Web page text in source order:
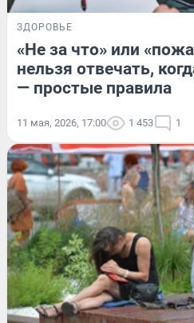
ЗДОРОВЬЕ
«Не за что» или
нельзя отвечать,
— простые правила
11 мая, 2026, 17:00 1 453 1